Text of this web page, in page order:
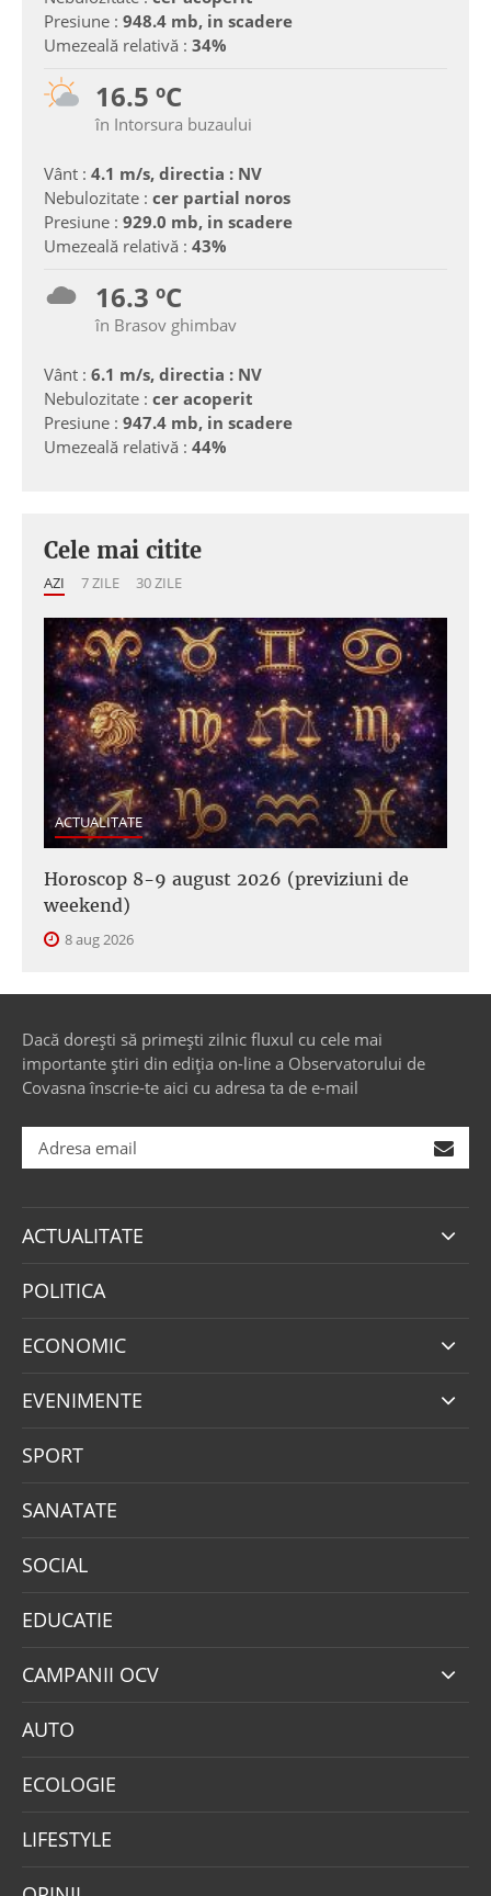
Presiune : 948.4 mb, in scadere
Umezeală relativă : 34%
16.5 ºC
în Intorsura buzaului
Vânt : 4.1 m/s, directia : NV
Nebulozitate : cer partial noros
Presiune : 929.0 mb, in scadere
Umezeală relativă : 43%
16.3 ºC
în Brasov ghimbav
Vânt : 6.1 m/s, directia : NV
Nebulozitate : cer acoperit
Presiune : 947.4 mb, in scadere
Umezeală relativă : 44%
Cele mai citite
AZI 7 ZILE 30 ZILE
ACTUALITATE
Horoscop 8-9 august 2026 (previziuni de
weekend)
8 aug 2026
Dacă dorești să primești zilnic fluxul cu cele mai
importante știri din ediția on-line a Observatorului de
Covasna înscrie-te aici cu adresa ta de e-mail
ACTUALITATE
POLITICA
ECONOMIC
EVENIMENTE
SPORT
SANATATE
SOCIAL
EDUCATIE
CAMPANII OCV
AUTO
ECOLOGIE
LIFESTYLE